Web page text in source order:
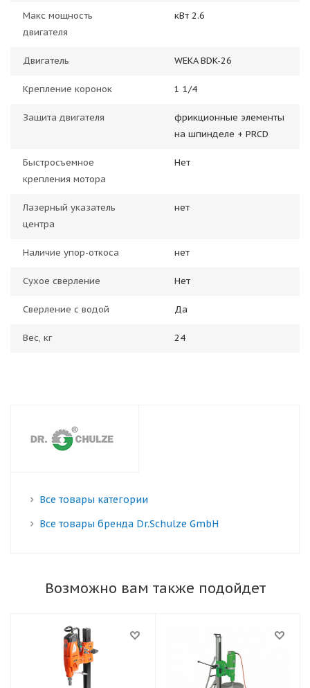
Макс мощность
двигателя
кВт 2.6
Двигатель WEKA BDK-26
Крепление коронок 1 1/4
Защита двигателя
фрикционные элементы
на шпинделе + PRCD
Быстросъемное
крепления мотора
Нет
Лазерный указатель
центра
нет
Наличие упор-откоса нет
Сухое сверление Нет
Сверление с водой Да
Вес, кг 24
Все товары категории
Все товары бренда Dr.Schulze GmbH
Возможно вам также подойдет